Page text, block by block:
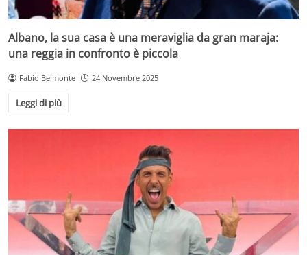
Albano, la sua casa è una meraviglia da gran maraja:
una reggia in confronto è piccola
Fabio Belmonte 24 Novembre 2025
Leggi di più